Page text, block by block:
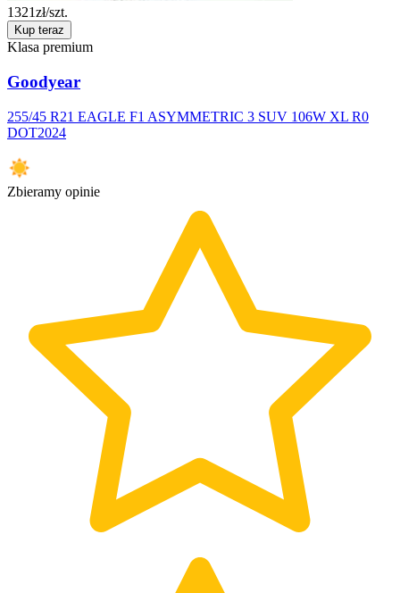
1321zł/szt.
Kup teraz
Klasa premium
Goodyear
255/45 R21 EAGLE F1 ASYMMETRIC 3 SUV 106W XL R0
DOT2024
Zbieramy opinie